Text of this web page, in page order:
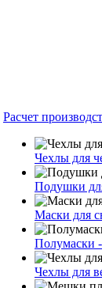
Расчет
Чехлы для
Подушки
Маски для
Полумаски
Чехлы для